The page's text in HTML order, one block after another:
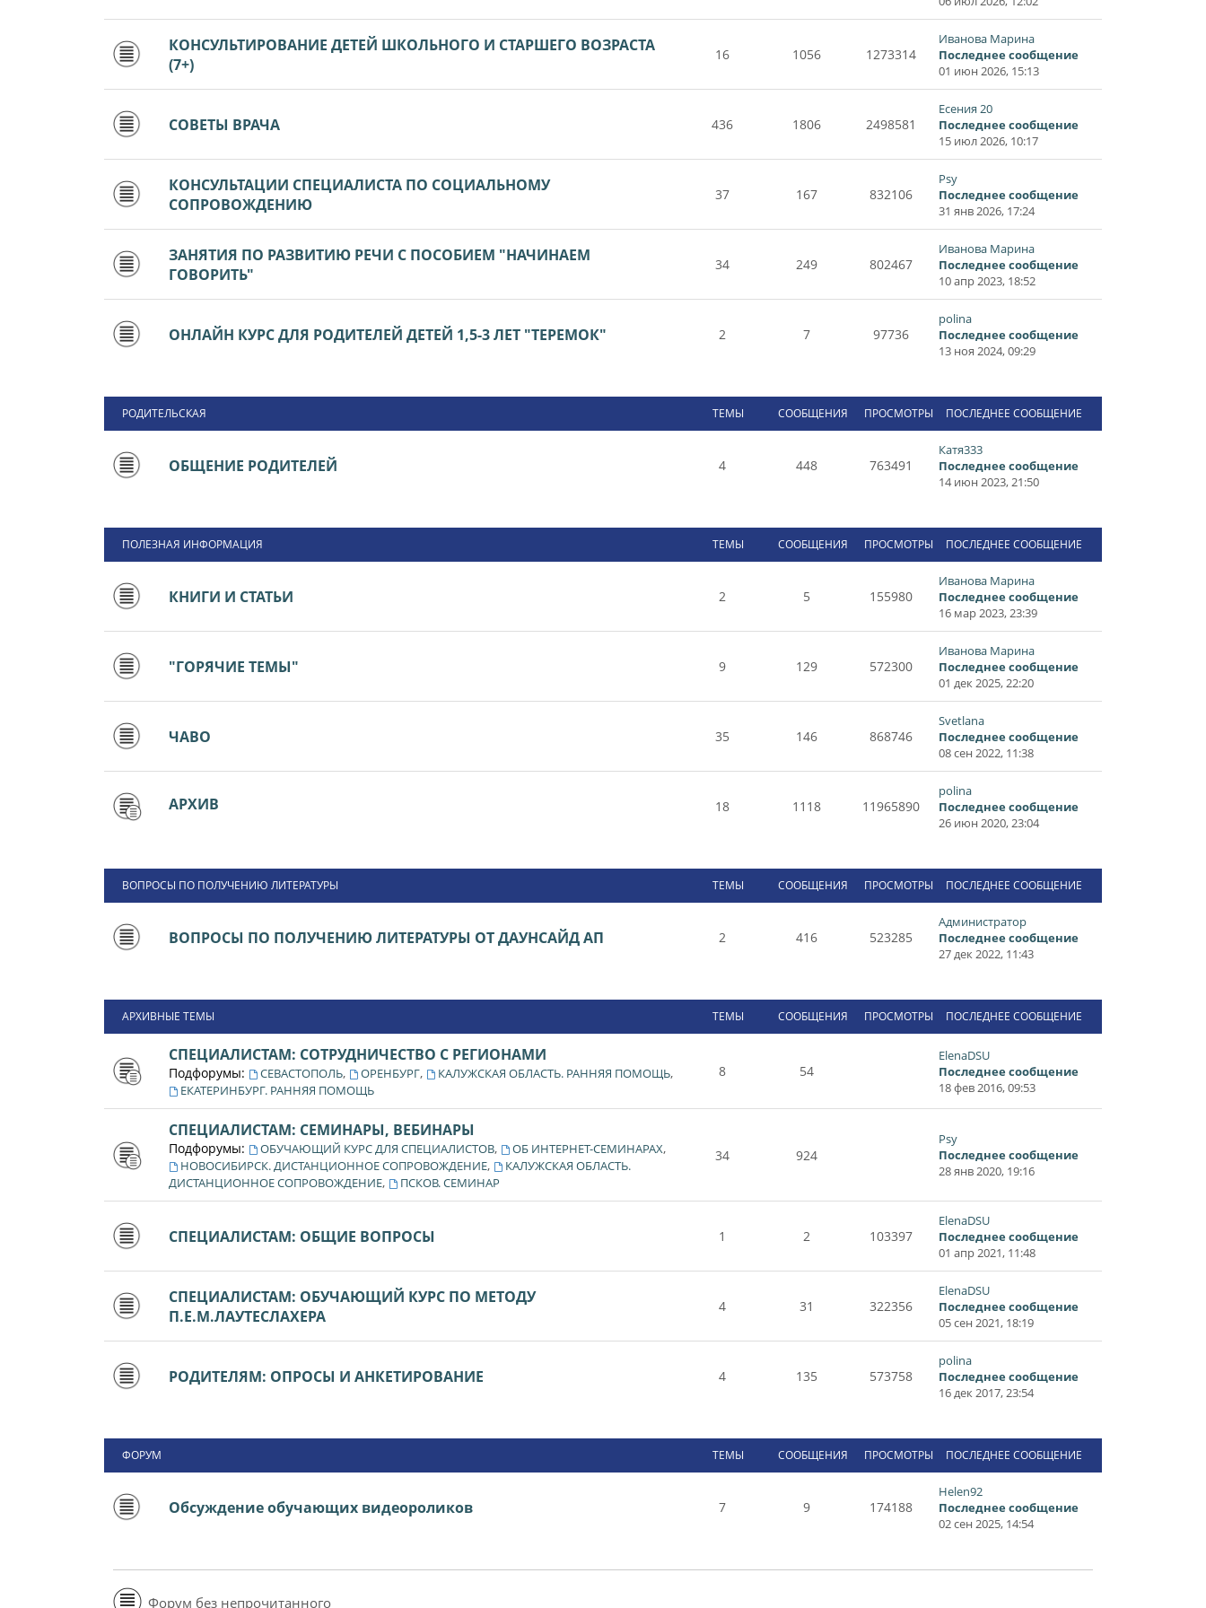
КОНСУЛЬТИРОВАНИЕ ДЕТЕЙ ШКОЛЬНОГО И СТАРШЕГО ВОЗРАСТА
(7+)
16 1056 1273314
Иванова Марина
Последнее сообщение
01 июн 2026, 15:13
СОВЕТЫ ВРАЧА 436 1806 2498581
Есения 20
Последнее сообщение
15 июл 2026, 10:17
КОНСУЛЬТАЦИИ СПЕЦИАЛИСТА ПО СОЦИАЛЬНОМУ
СОПРОВОЖДЕНИЮ
37 167 832106
Psy
Последнее сообщение
31 янв 2026, 17:24
ЗАНЯТИЯ ПО РАЗВИТИЮ РЕЧИ С ПОСОБИЕМ "НАЧИНАЕМ
ГОВОРИТЬ"
34 249 802467
Иванова Марина
Последнее сообщение
10 апр 2023, 18:52
ОНЛАЙН КУРС ДЛЯ РОДИТЕЛЕЙ ДЕТЕЙ 1,5-3 ЛЕТ "ТЕРЕМОК" 2 7 97736
polina
Последнее сообщение
13 ноя 2024, 09:29
РОДИТЕЛЬСКАЯ ТЕМЫ СООБЩЕНИЯ ПРОСМОТРЫ ПОСЛЕДНЕЕ СООБЩЕНИЕ
ОБЩЕНИЕ РОДИТЕЛЕЙ 4 448 763491
Катя333
Последнее сообщение
14 июн 2023, 21:50
ПОЛЕЗНАЯ ИНФОРМАЦИЯ ТЕМЫ СООБЩЕНИЯ ПРОСМОТРЫ ПОСЛЕДНЕЕ СООБЩЕНИЕ
КНИГИ И СТАТЬИ 2 5 155980
Иванова Марина
Последнее сообщение
16 мар 2023, 23:39
"ГОРЯЧИЕ ТЕМЫ" 9 129 572300
Иванова Марина
Последнее сообщение
01 дек 2025, 22:20
ЧАВО 35 146 868746
Svetlana
Последнее сообщение
08 сен 2022, 11:38
АРХИВ 18 1118 11965890
polina
Последнее сообщение
26 июн 2020, 23:04
ВОПРОСЫ ПО ПОЛУЧЕНИЮ ЛИТЕРАТУРЫ ТЕМЫ СООБЩЕНИЯ ПРОСМОТРЫ ПОСЛЕДНЕЕ СООБЩЕНИЕ
ВОПРОСЫ ПО ПОЛУЧЕНИЮ ЛИТЕРАТУРЫ ОТ ДАУНСАЙД АП 2 416 523285
Администратор
Последнее сообщение
27 дек 2022, 11:43
АРХИВНЫЕ ТЕМЫ ТЕМЫ СООБЩЕНИЯ ПРОСМОТРЫ ПОСЛЕДНЕЕ СООБЩЕНИЕ
СПЕЦИАЛИСТАМ: СОТРУДНИЧЕСТВО С РЕГИОНАМИ
Подфорумы: СЕВАСТОПОЛЬ, ОРЕНБУРГ, КАЛУЖСКАЯ ОБЛАСТЬ. РАННЯЯ ПОМОЩЬ,
ЕКАТЕРИНБУРГ. РАННЯЯ ПОМОЩЬ
8 54
ElenaDSU
Последнее сообщение
18 фев 2016, 09:53
СПЕЦИАЛИСТАМ: СЕМИНАРЫ, ВЕБИНАРЫ
Подфорумы: ОБУЧАЮЩИЙ КУРС ДЛЯ СПЕЦИАЛИСТОВ, ОБ ИНТЕРНЕТ-СЕМИНАРАХ,
НОВОСИБИРСК. ДИСТАНЦИОННОЕ СОПРОВОЖДЕНИЕ,
КАЛУЖСКАЯ ОБЛАСТЬ.
ДИСТАНЦИОННОЕ СОПРОВОЖДЕНИЕ, ПСКОВ. СЕМИНАР
34 924
Psy
Последнее сообщение
28 янв 2020, 19:16
СПЕЦИАЛИСТАМ: ОБЩИЕ ВОПРОСЫ 1 2 103397
ElenaDSU
Последнее сообщение
01 апр 2021, 11:48
СПЕЦИАЛИСТАМ: ОБУЧАЮЩИЙ КУРС ПО МЕТОДУ
П.Е.М.ЛАУТЕСЛАХЕРА
4 31 322356
ElenaDSU
Последнее сообщение
05 сен 2021, 18:19
РОДИТЕЛЯМ: ОПРОСЫ И АНКЕТИРОВАНИЕ 4 135 573758
polina
Последнее сообщение
16 дек 2017, 23:54
ФОРУМ ТЕМЫ СООБЩЕНИЯ ПРОСМОТРЫ ПОСЛЕДНЕЕ СООБЩЕНИЕ
Обсуждение обучающих видеороликов 7 9 174188
Helen92
Последнее сообщение
02 сен 2025, 14:54
Форум без непрочитанного